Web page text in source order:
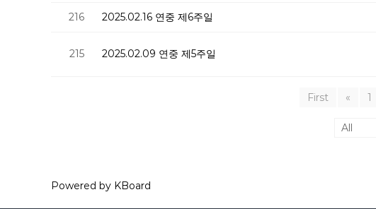
216 2025.02.16 연중 제6주일
215 2025.02.09 연중 제5주일
First « 1
Powered by KBoard